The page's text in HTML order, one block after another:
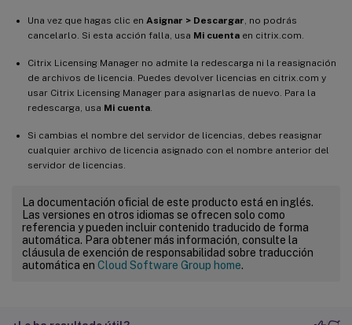
Una vez que hagas clic en Asignar > Descargar, no podrás
cancelarlo. Si esta acción falla, usa Mi cuenta en citrix.com.
Citrix Licensing Manager no admite la redescarga ni la reasignación
de archivos de licencia. Puedes devolver licencias en citrix.com y
usar Citrix Licensing Manager para asignarlas de nuevo. Para la
redescarga, usa Mi cuenta.
Si cambias el nombre del servidor de licencias, debes reasignar
cualquier archivo de licencia asignado con el nombre anterior del
servidor de licencias.
La documentación oficial de este producto está en inglés.
Las versiones en otros idiomas se ofrecen solo como
referencia y pueden incluir contenido traducido de forma
automática. Para obtener más información, consulte la
cláusula de exención de responsabilidad sobre traducción
automática en Cloud Software Group home.